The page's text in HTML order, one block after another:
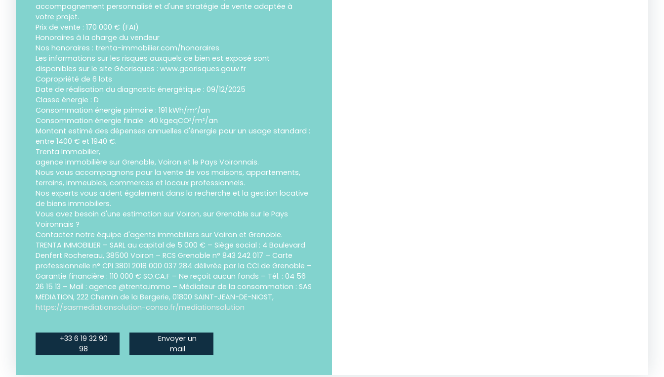
accompagnement personnalisé et d'une stratégie de vente adaptée à
votre projet.
Prix de vente : 170 000 € (FAI)
Honoraires à la charge du vendeur
Nos honoraires : trenta-immobilier.com/honoraires
Les informations sur les risques auxquels ce bien est exposé sont
disponibles sur le site Géorisques : www.georisques.gouv.fr
Copropriété de 6 lots
Date de réalisation du diagnostic énergétique : 09/12/2025
Classe énergie : D
Consommation énergie primaire : 191 kWh/m²/an
Consommation énergie finale : 40 kgeqCO²/m²/an
Montant estimé des dépenses annuelles d'énergie pour un usage standard :
entre 1400 € et 1940 €.
Trenta Immobilier,
agence immobilière sur Grenoble, Voiron et le Pays Voironnais.
Nous vous accompagnons pour la vente de vos maisons, appartements,
terrains, immeubles, commerces et locaux professionnels.
Nos experts vous aident également dans la recherche et la gestion locative
de biens immobiliers.
Vous avez besoin d'une estimation sur Voiron, sur Grenoble sur le Pays
Voironnais ?
Contactez notre équipe d'agents immobiliers sur Voiron et Grenoble.
TRENTA IMMOBILIER – SARL au capital de 5 000 € – Siège social : 4 Boulevard
Denfert Rochereau, 38500 Voiron – RCS Grenoble n° 843 242 017 – Carte
professionnelle n° CPI 3801 2018 000 037 284 délivrée par la CCI de Grenoble –
Garantie financière : 110 000 € SO.CA.F – Ne reçoit aucun fonds – Tél. : 04 56
26 15 13 – Mail : agence @trenta.immo – Médiateur de la consommation : SAS
MEDIATION, 222 Chemin de la Bergerie, 01800 SAINT-JEAN-DE-NIOST,
https://sasmediationsolution-conso.fr/mediationsolution
+33 6 19 32 90
98
Envoyer un
mail